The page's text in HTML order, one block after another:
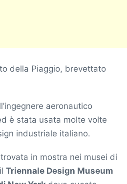
della Piaggio, brevettato
aeronautico
è stata usata molte volte
industriale italiano.
in mostra nei musei di
Triennale Design Museum